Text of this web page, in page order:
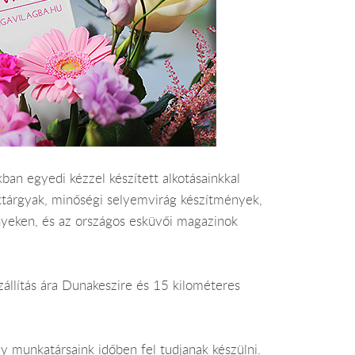
egyedi kézzel készített alkotásainkkal
minőségi selyemvirág készítmények,
és az országos esküvői magazinok
ára Dunakeszire és 15 kilométeres
munkatársaink időben fel tudjanak készülni.